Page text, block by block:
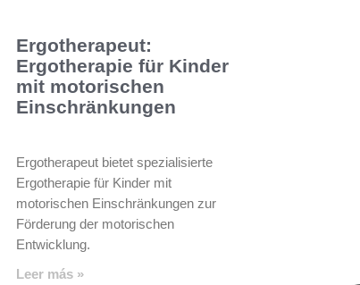
Ergotherapeut:
Ergotherapie für Kinder
mit motorischen
Einschränkungen
Ergotherapeut bietet spezialisierte
Ergotherapie für Kinder mit
motorischen Einschränkungen zur
Förderung der motorischen
Entwicklung.
Leer más »